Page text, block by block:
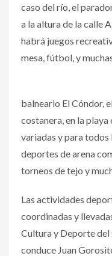
caso del río, el
a la altura de la calle
habrá juegos
mesa, fútbol, y
balneario El Cóndor,
costanera, en la
variadas y para todos
deportes de arena
torneos de tejo y
Las actividades
coordinadas y
Cultura y Deporte del
conduce Juan